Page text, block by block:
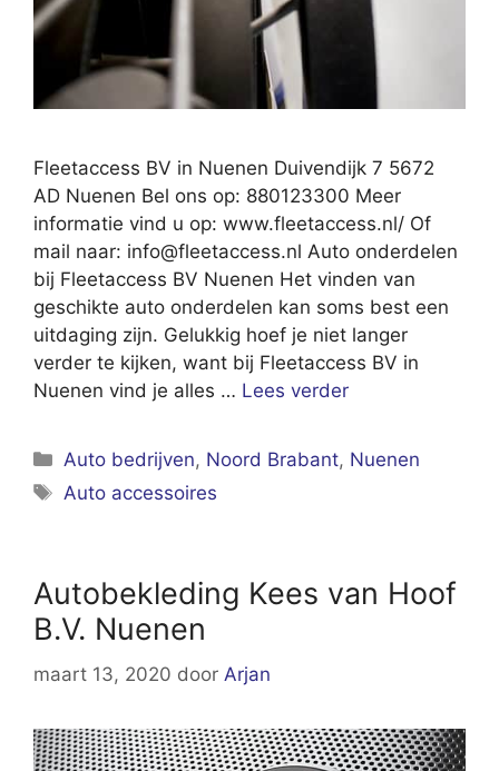
Fleetaccess BV in Nuenen Duivendijk 7 5672
AD Nuenen Bel ons op: 880123300 Meer
informatie vind u op: www.fleetaccess.nl/ Of
mail naar: info@fleetaccess.nl Auto onderdelen
bij Fleetaccess BV Nuenen Het vinden van
geschikte auto onderdelen kan soms best een
uitdaging zijn. Gelukkig hoef je niet langer
verder te kijken, want bij Fleetaccess BV in
Nuenen vind je alles … Lees verder
Categorieën
Auto bedrijven, Noord Brabant, Nuenen
Tags
Auto accessoires
Autobekleding Kees van Hoof
B.V. Nuenen
maart 13, 2020 door Arjan